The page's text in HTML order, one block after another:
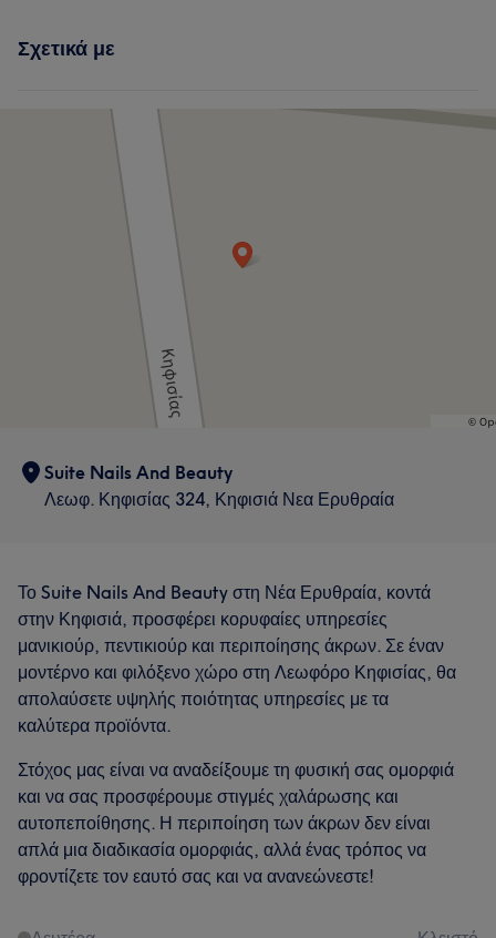
Τι λένε οι πελάτες μας για Ελεονωρα
Professional Exceptional 5
Σχετικά με
Suite Nails And Beauty
Λεωφ. Κηφισίας 324, Κηφισιά Νεα Ερυθραία
Το Suite Nails And Beauty στη Νέα Ερυθραία, κοντά
στην Κηφισιά, προσφέρει κορυφαίες υπηρεσίες
μανικιούρ, πεντικιούρ και περιποίησης άκρων. Σε έναν
μοντέρνο και φιλόξενο χώρο στη Λεωφόρο Κηφισίας, θα
απολαύσετε υψηλής ποιότητας υπηρεσίες με τα
καλύτερα προϊόντα.
Στόχος μας είναι να αναδείξουμε τη φυσική σας ομορφιά
και να σας προσφέρουμε στιγμές χαλάρωσης και
αυτοπεποίθησης. Η περιποίηση των άκρων δεν είναι
απλά μια διαδικασία ομορφιάς, αλλά ένας τρόπος να
φροντίζετε τον εαυτό σας και να ανανεώνεστε!